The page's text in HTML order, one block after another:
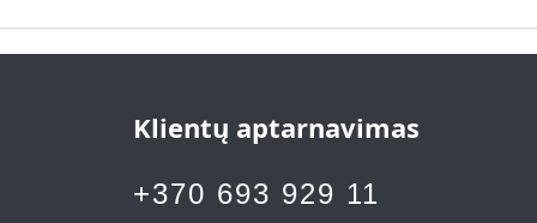
Klientų aptarnavimas
+370 693 929 11